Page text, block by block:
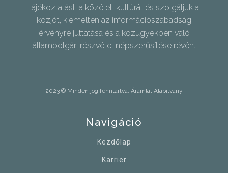
tájékoztatást, a közéleti kultúrát és szolgáljuk a
közjót, kiemelten az információszabadság
érvényre juttatása és a közügyekben való
állampolgári részvétel népszerűsítése révén.
2023 © Minden jog fenntartva. Áramlat Alapítvány
Navigáció
Kezdőlap
Karrier